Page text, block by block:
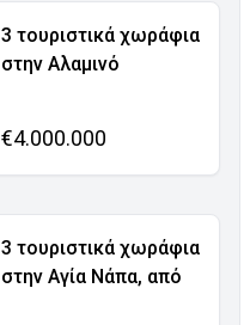
3 τουριστικά χωράφια
στην Αλαμινό
€4.000.000
3 τουριστικά χωράφια
στην Αγία Νάπα, από